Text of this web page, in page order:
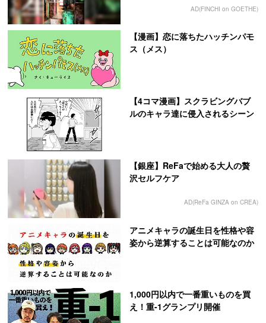
AD(FINCHI on GOETHE)
【漫画】恋に落ちたハッチンパモ
ス（メス）
【4コマ漫画】スクラビングバブ
ルのキャラ達に侵入されるシーン
【銀座】ReFaで始める大人の贅
沢セルフケア
AD(ReFa GINZA on CREA)
アニメキャラの誕生日を性格や容
姿から逆算することは可能なのか
1,000円以内で一番重いものを買
え！重-1グランプリ開催